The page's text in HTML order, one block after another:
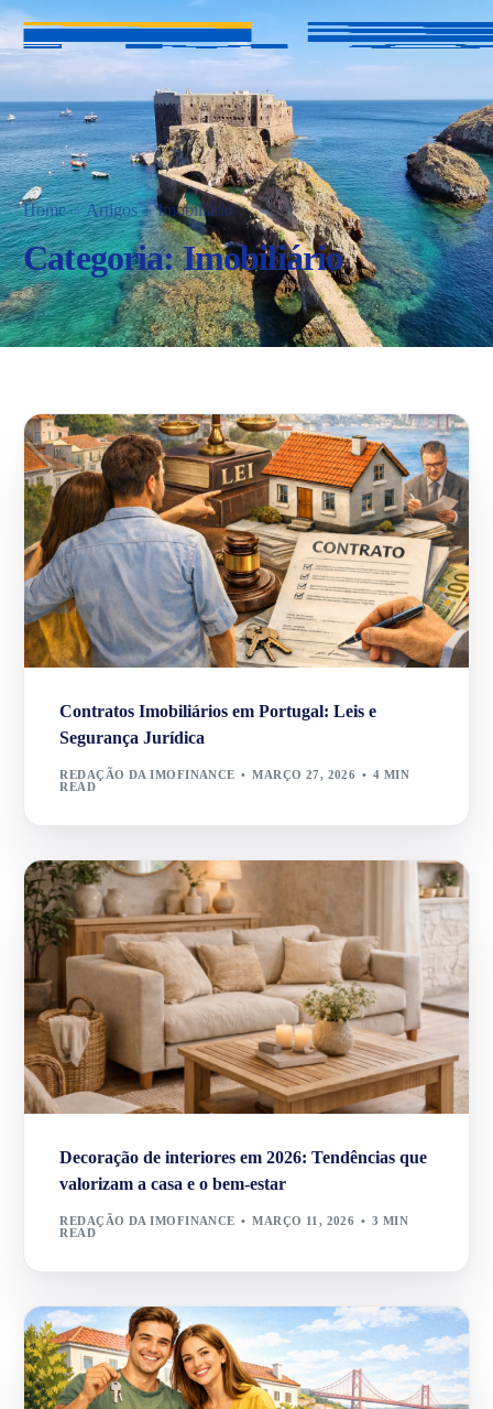
Home Artigos Imobiliário
Categoria:Imobiliário
Contratos Imobiliários em Portugal: Leis e
Segurança Jurídica
REDAÇÃO DA IMOFINANCE MARÇO 27, 2026
4 MIN
READ
Decoração de interiores em 2026: Tendências que
valorizam a casa e o bem-estar
REDAÇÃO DA IMOFINANCE MARÇO 11, 2026
3 MIN
READ